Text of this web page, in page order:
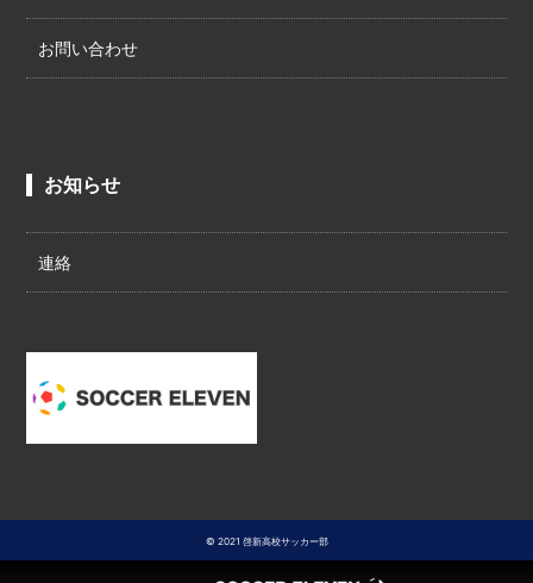
お問い合わせ
お知らせ
連絡
© 2021 啓新高校サッカー部